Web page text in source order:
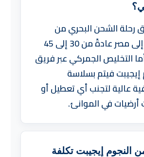
رحلة الشحن البحري من
الصين إلى مصر عادةً من 30 إلى 45
التخليص الجمركي عبر فريق
إيجيبت فيتم بسلاسة
عالية لتجنب أي تعطيل أو
أرضيات في الموانئ.
النجوم إيجيبت تكلفة